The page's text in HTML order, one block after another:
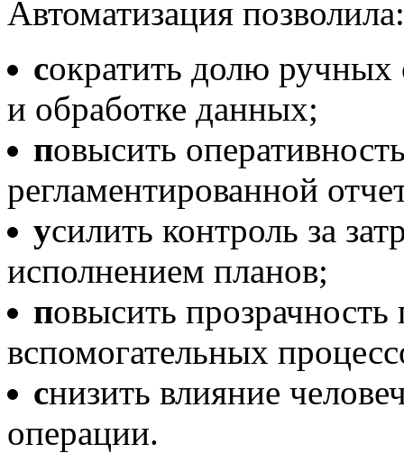
Автоматизация позволила:
сократить долю ручных
и обработке данных;
повысить
регламентированной
усилить контроль за
исполнением планов;
повысить
вспомогательных
снизить влияние
операции.